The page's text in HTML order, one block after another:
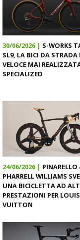
30/06/2026 | S-WORKS
SL9, LA BICI DA STRADA
VELOCE MAI
SPECIALIZED
24/06/2026 | PINARELLO
PHARRELL WILLIAMS
UNA BICICLETTA AD
PRESTAZIONI PER LOUIS
VUITTON